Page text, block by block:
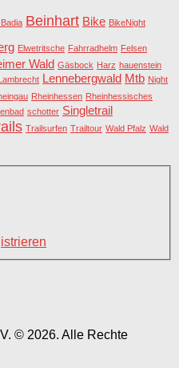
Beinhart Bike BikeNight
Elwetritsche Fahrradhelm Felsen
Wald Gäsbock Harz hauenstein
Lambrecht Lennebergwald Mtb Night
Rheinhessen Rheinhessisches
schotter Singletrail
Trailsurfen Trailtour Wald Pfalz Wald
© 2026. Alle Rechte